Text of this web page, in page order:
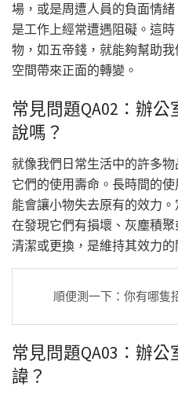
場，或是周遭人員的負面情
是工作上經常遭遇阻礙。這
物，如五帝錢，就能夠幫助
空間帶來正面的轉變。
常見問題QA02：辦
說嗎？
就像我們日常生活中的許多
它們的使用壽命。長時間的
能會讓小物失去原有的效力
在發現它們有損壞、灰塵積
清潔或更換，是維持其效力的
順便測一下：你有哪隻
常見問題QA03：辦
諱？